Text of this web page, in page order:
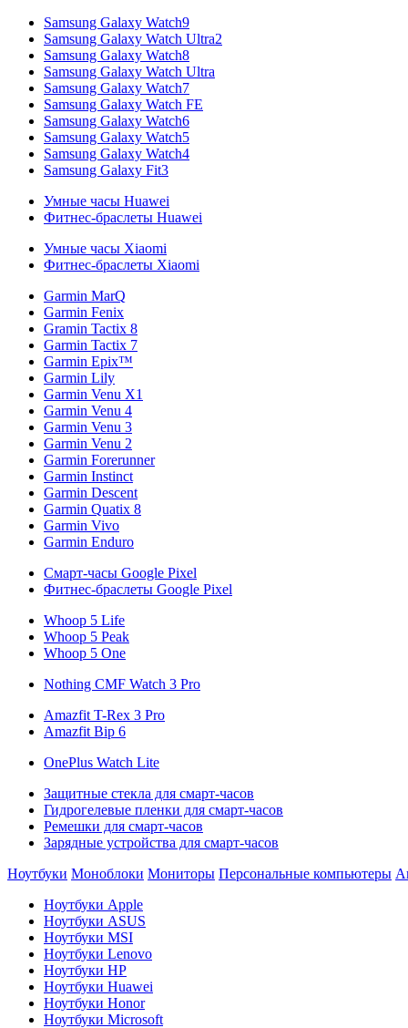
Samsung Galaxy Watch9
Samsung Galaxy Watch Ultra2
Samsung Galaxy Watch8
Samsung Galaxy Watch Ultra
Samsung Galaxy Watch7
Samsung Galaxy Watch FE
Samsung Galaxy Watch6
Samsung Galaxy Watch5
Samsung Galaxy Watch4
Samsung Galaxy Fit3
Умные часы Huawei
Фитнес-браслеты Huawei
Умные часы Xiaomi
Фитнес-браслеты Xiaomi
Garmin MarQ
Garmin Fenix
Gramin Tactix 8
Garmin Tactix 7
Garmin Epix™
Garmin Lily
Garmin Venu X1
Garmin Venu 4
Garmin Venu 3
Garmin Venu 2
Garmin Forerunner
Garmin Instinct
Garmin Descent
Garmin Quatix 8
Garmin Vivo
Garmin Enduro
Смарт-часы Google Pixel
Фитнес-браслеты Google Pixel
Whoop 5 Life
Whoop 5 Peak
Whoop 5 One
Nothing CMF Watch 3 Pro
Amazfit T-Rex 3 Pro
Amazfit Bip 6
OnePlus Watch Lite
Защитные стекла для смарт-часов
Гидрогелевые пленки для смарт-часов
Ремешки для смарт-часов
Зарядные устройства для смарт-часов
Ноутбуки Моноблоки Мониторы Персональные компьютеры
Ноутбуки Apple
Ноутбуки ASUS
Ноутбуки MSI
Ноутбуки Lenovo
Ноутбуки HP
Ноутбуки Huawei
Ноутбуки Honor
Ноутбуки Microsoft